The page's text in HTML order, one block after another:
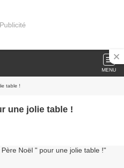
Publicité
MENU
table !
une jolie table !